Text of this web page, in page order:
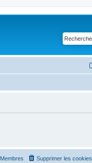
Supprimer les cookies
Membres